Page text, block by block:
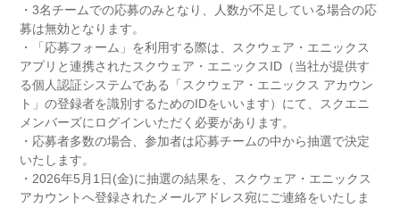
・3名チームでの応募のみとなり、人数が不足している場合の応
募は無効となります。
・「応募フォーム」を利用する際は、スクウェア・エニックス
アプリと連携されたスクウェア・エニックスID（当社が提供す
る個人認証システムである「スクウェア・エニックス アカウン
ト」の登録者を識別するためのIDをいいます）にて、スクエニ
メンバーズにログインいただく必要があります。
・応募者多数の場合、参加者は応募チームの中から抽選で決定
いたします。
・2026年5月1日(金)に抽選の結果を、スクウェア・エニックス
アカウントへ登録されたメールアドレス宛にご連絡をいたしま